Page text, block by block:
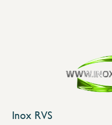
Inox RVS